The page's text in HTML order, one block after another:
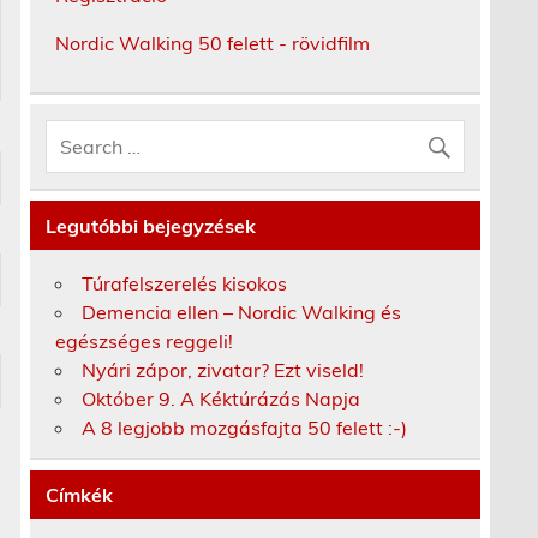
Nordic Walking 50 felett - rövidfilm
Legutóbbi bejegyzések
Túrafelszerelés kisokos
Demencia ellen – Nordic Walking és
egészséges reggeli!
Nyári zápor, zivatar? Ezt viseld!
Október 9. A Kéktúrázás Napja
A 8 legjobb mozgásfajta 50 felett :-)
Címkék